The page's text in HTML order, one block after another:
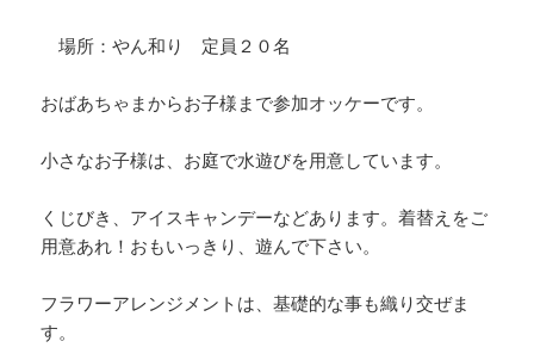
場所：やん和り 定員２０名
おばあちゃまからお子様まで参加オッケーです。
小さなお子様は、お庭で水遊びを用意しています。
くじびき、アイスキャンデーなどあります。着替えをご
用意あれ！おもいっきり、遊んで下さい。
フラワーアレンジメントは、基礎的な事も織り交ぜま
す。